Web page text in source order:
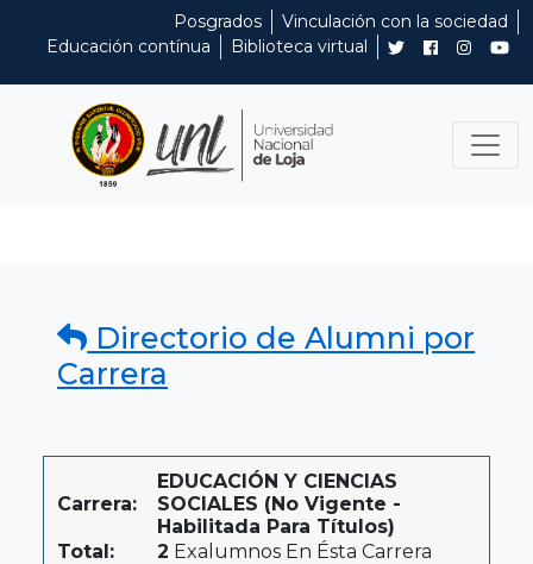
Posgrados
Vinculación con la sociedad
Educación contínua
Biblioteca virtual
Directorio de Alumni por
Carrera
Carrera:
EDUCACIÓN Y CIENCIAS
SOCIALES (No Vigente -
Habilitada Para Títulos)
Total:
2 Exalumnos En Ésta Carrera